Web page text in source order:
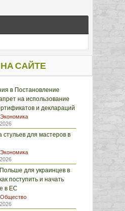
САЙТЕ
в Постановление
на использование
и деклараций
Экономика
стульев для мастеров в
Экономика
для украинцев в
поступить и начать
в ЕС
Общество